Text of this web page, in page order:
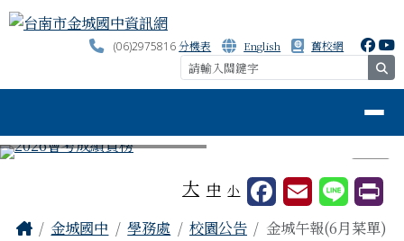
跳至主內容區
台南市金城國中資訊網
(06)2975816分機表 English 舊校網
⏸
大 中 小
主內容區域
Home
金城國中 學務處 校園公告 金城午報(6月菜單)
頁尾區域